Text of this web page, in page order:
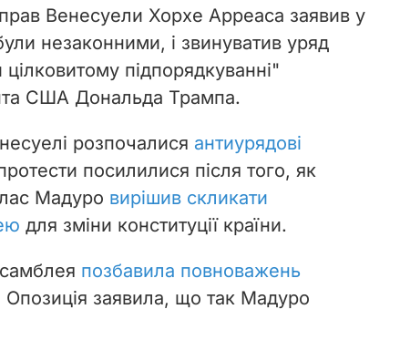
Венесуели Хорхе Арреаса заявив у
незаконними, і звинуватив уряд
підпорядкуванні"
США Дональда Трампа.
розпочалися антиурядові
посилилися після того, як
Мадуро вирішив скликати
для зміни конституції країни.
позбавила повноважень
Опозиція заявила, що так Мадуро